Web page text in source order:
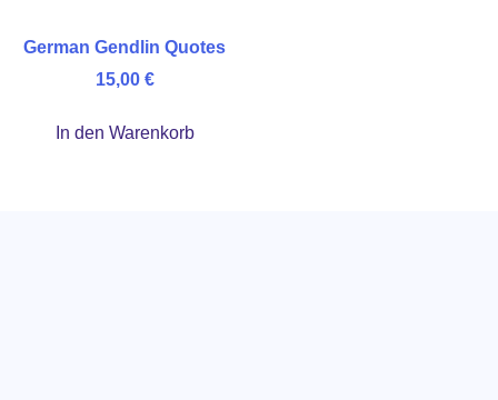
German Gendlin Quotes
15,00 €
In den Warenkorb